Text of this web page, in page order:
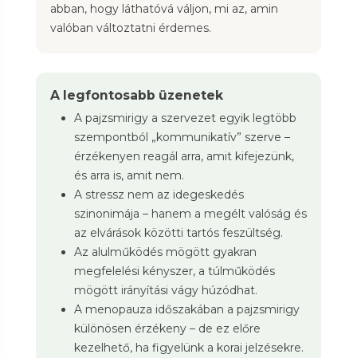
abban, hogy láthatóvá váljon, mi az, amin
valóban változtatni érdemes.
A legfontosabb üzenetek
A pajzsmirigy a szervezet egyik legtöbb
szempontból „kommunikatív” szerve –
érzékenyen reagál arra, amit kifejezünk,
és arra is, amit nem.
A stressz nem az idegeskedés
szinonimája – hanem a megélt valóság és
az elvárások közötti tartós feszültség.
Az alulműködés mögött gyakran
megfelelési kényszer, a túlműködés
mögött irányítási vágy húzódhat.
A menopauza időszakában a pajzsmirigy
különösen érzékeny – de ez előre
kezelhető, ha figyelünk a korai jelzésekre.